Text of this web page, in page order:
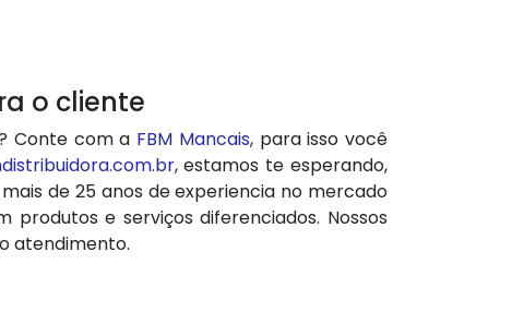
o cliente
Conte com a FBM Mancais, para isso você
, estamos te esperando,
de 25 anos de experiencia no mercado
e serviços diferenciados. Nossos
atendimento.